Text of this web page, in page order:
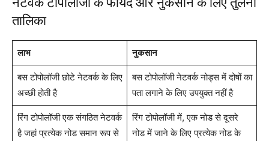
तालिका
लाभ नुकसान
बस टोपोलॉजी छोटे नेटवर्क के लिए
अच्छी होती है
बस टोपोलॉजी नेटवर्क नोड्स में दोषों का
पता लगाने के लिए उपयुक्त नहीं है
रिंग टोपोलॉजी एक संगठित नेटवर्क
है जहां प्रत्येक नोड समान रूप से
रिंग टोपोलॉजी में, एक नोड से दूसरे
नोड में जाने के लिए प्रत्येक नोड के